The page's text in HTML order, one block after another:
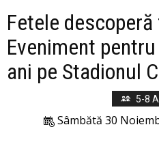
Fetele
Eveniment
ani pe Stadionul
5-8
Sâmbătă 30